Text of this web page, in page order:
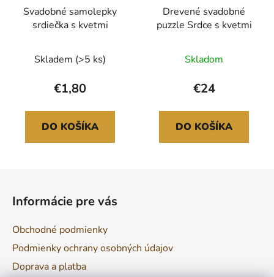
Svadobné samolepky
srdiečka s kvetmi
Skladem (>5 ks)
€1,80
DO KOŠÍKA
Drevené svadobné
puzzle Srdce s kvetmi
Skladom
€24
DO KOŠÍKA
e
Informácie pre vás
Obchodné podmienky
Podmienky ochrany osobných údajov
Doprava a platba